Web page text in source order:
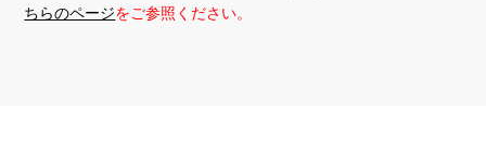
ちらのページをご参照ください。